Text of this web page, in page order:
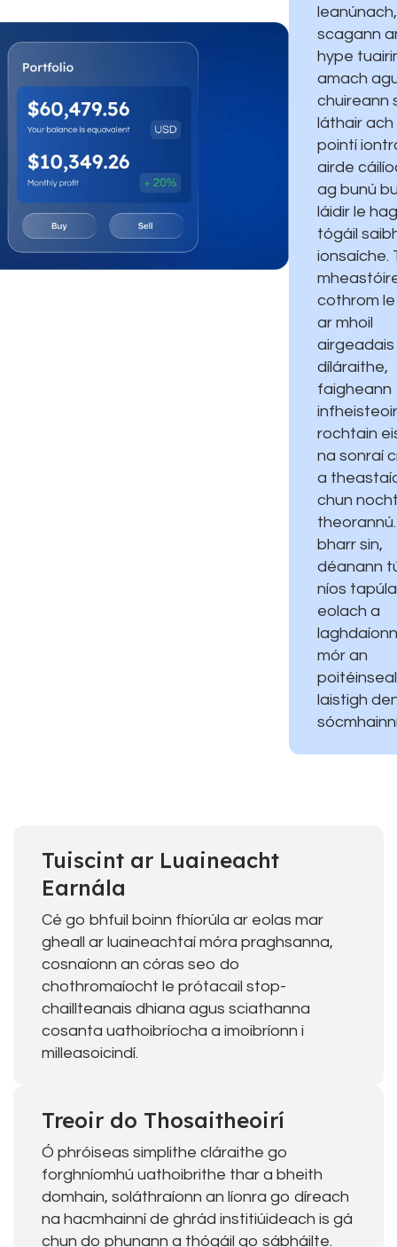
leanúnach,
scagann
hype
amach
chuireann
láthair ach
pointí
airde
ag bunú
láidir le
tógáil
ionsaíche.
cothrom
ar mhoil
airgeadais
díláraithe,
faigheann
rochtain
na sonraí
a
chun
bharr sin,
déanann
níos
eolach a
mór an
laistigh
Tuiscint ar Luaineacht
Earnála
Cé go bhfuil boinn fhíorúla ar eolas mar
gheall ar luaineachtaí móra praghsanna,
cosnaíonn an córas seo do
chothromaíocht le prótacail stop-
chaillteanais dhiana agus sciathanna
cosanta uathoibríocha a imoibríonn i
milleasoicindí.
Treoir do Thosaitheoirí
Ó phróiseas simplithe cláraithe go
forghníomhú uathoibrithe thar a bheith
domhain, soláthraíonn an líonra go díreach
na hacmhainní de ghrád institiúideach is gá
chun do phunann a thógáil go sábháilte.